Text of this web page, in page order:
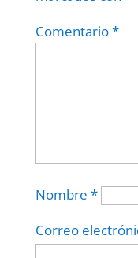
Comentario*
Nombre *
Correo